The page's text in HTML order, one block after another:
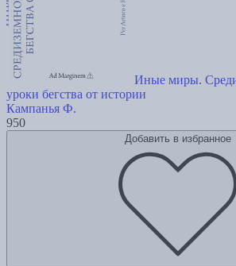
Иные миры.
уроки бегства от истории
Кампанья Ф.
950
Добавить в избранное